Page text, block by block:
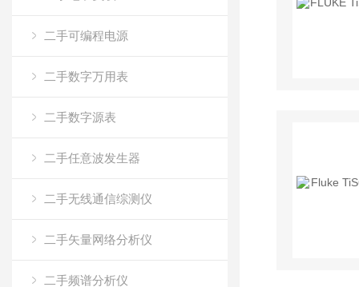
二手可编程电源
二手数字万用表
二手数字源表
二手任意波发生器
二手无线通信综测仪
二手矢量网络分析仪
二手频谱分析仪